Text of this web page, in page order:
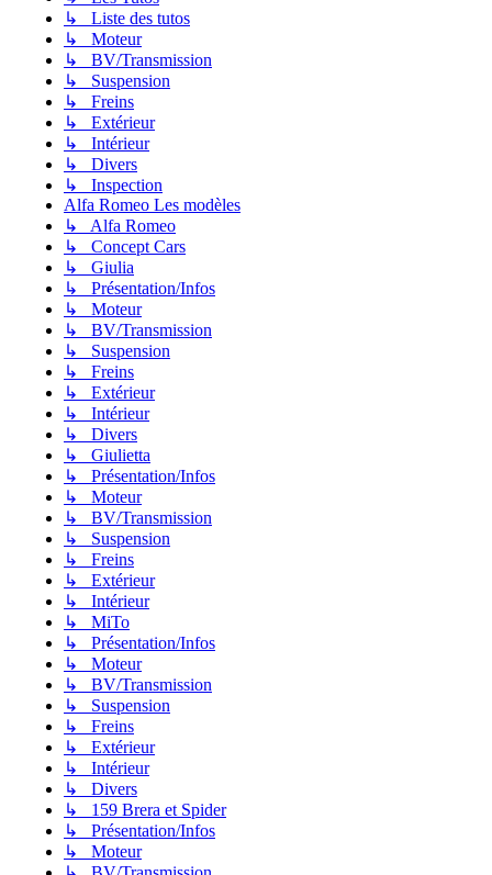
↳ Liste des tutos
↳ Moteur
↳ BV/Transmission
↳ Suspension
↳ Freins
↳ Extérieur
↳ Intérieur
↳ Divers
↳ Inspection
Alfa Romeo Les modèles
↳ Alfa Romeo
↳ Concept Cars
↳ Giulia
↳ Présentation/Infos
↳ Moteur
↳ BV/Transmission
↳ Suspension
↳ Freins
↳ Extérieur
↳ Intérieur
↳ Divers
↳ Giulietta
↳ Présentation/Infos
↳ Moteur
↳ BV/Transmission
↳ Suspension
↳ Freins
↳ Extérieur
↳ Intérieur
↳ MiTo
↳ Présentation/Infos
↳ Moteur
↳ BV/Transmission
↳ Suspension
↳ Freins
↳ Extérieur
↳ Intérieur
↳ Divers
↳ 159 Brera et Spider
↳ Présentation/Infos
↳ Moteur